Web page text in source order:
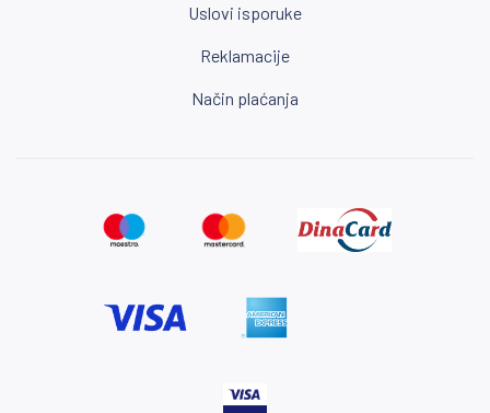
Uslovi isporuke
Reklamacije
Način plaćanja